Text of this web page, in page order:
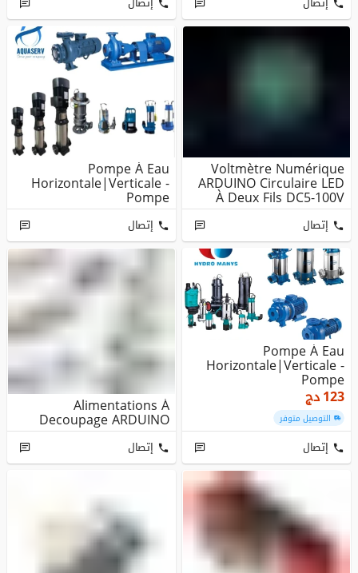
Voltmètre Numérique
ARDUINO Circulaire LED
À Deux Fils DC5-100V
إتصال
Pompe À Eau
Horizontale|Verticale -
Pompe
Immergée|Submersible|
مضخات ا...
إتصال
Pompe À Eau
Horizontale|Verticale -
Pompe
مضخات ا...
123دج
التوصيل متوفر
إتصال
Alimentations À
Decoupage ARDUINO
إتصال